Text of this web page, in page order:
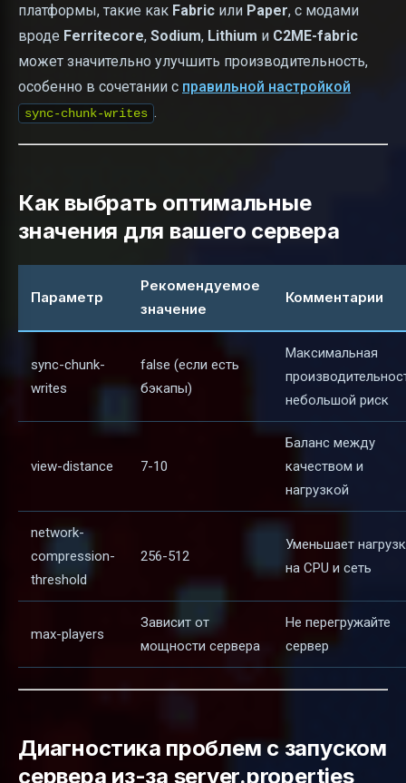
платформы, такие как Fabric или Paper, с модами
вроде Ferritecore, Sodium, Lithium и C2ME-fabric
может значительно улучшить производительность,
особенно в сочетании с правильной настройкой
sync-chunk-writes .
Как выбрать оптимальные
значения для вашего сервера
Параметр
Рекомендуемое
значение
Комментарии
sync-chunk-
writes
false (если есть
бэкапы)
Максимальная
небольшой риск
view-distance 7-10
Баланс между
качеством и
нагрузкой
network-
compression-
threshold
256-512
Уменьшает
на CPU и сеть
max-players
Зависит от
мощности сервера
Не перегружайте
сервер
Диагностика проблем с запуском
сервера из-за server.properties